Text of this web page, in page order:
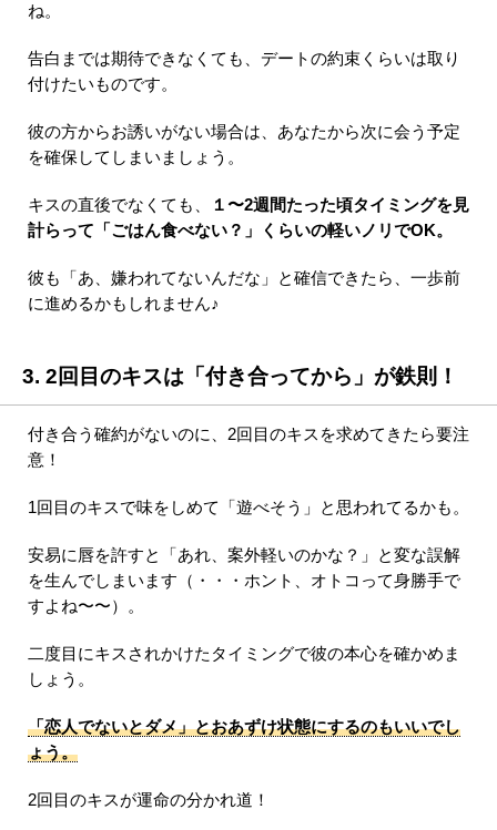
ね。
告白までは期待できなくても、デートの約束くらいは取り
付けたいものです。
彼の方からお誘いがない場合は、あなたから次に会う予定
を確保してしまいましょう。
キスの直後でなくても、
１〜2週間たった頃タイミングを見
計らって「ごはん食べない？」くらいの軽いノリでOK。
彼も「あ、嫌われてないんだな」と確信できたら、一歩前
に進めるかもしれません♪
3. 2回目のキスは「付き合ってから」が鉄則！
付き合う確約がないのに、2回目のキスを求めてきたら要注
意！
1回目のキスで味をしめて「遊べそう」と思われてるかも。
安易に唇を許すと「あれ、案外軽いのかな？」と変な誤解
を生んでしまいます（・・・ホント、オトコって身勝手で
すよね〜〜）。
二度目にキスされかけたタイミングで彼の本心を確かめま
しょう。
「恋人でないとダメ」とおあずけ状態にするのもいいでし
ょう。
2回目のキスが運命の分かれ道！